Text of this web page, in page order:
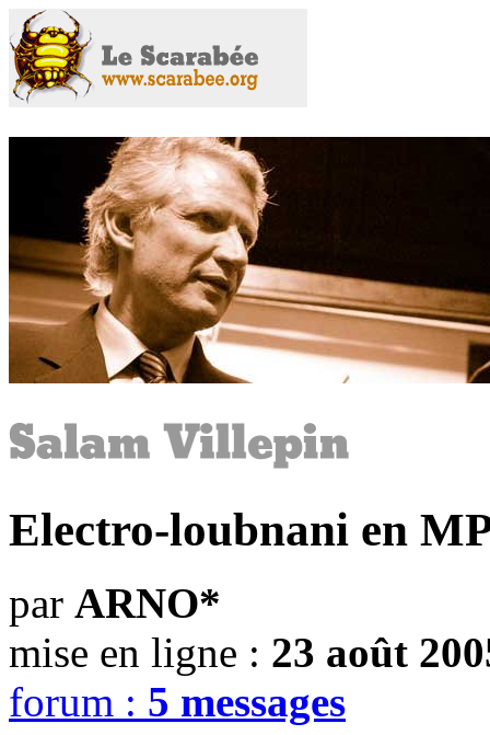
Electro-loubnani en
par ARNO*
mise en ligne : 23 août
forum : 5 messages